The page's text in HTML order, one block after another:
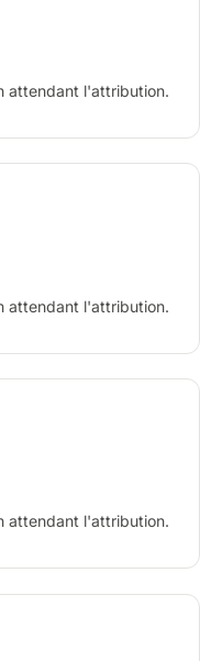
attendant l'attribution.
attendant l'attribution.
attendant l'attribution.